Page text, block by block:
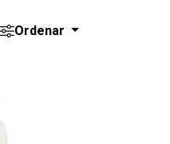
Ordenar